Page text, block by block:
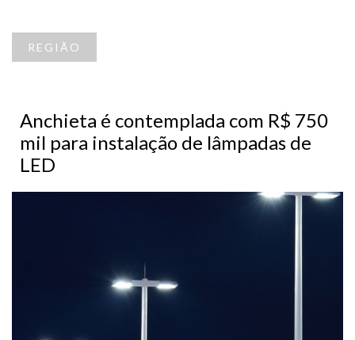
REGIÃO
Anchieta é contemplada com R$ 750
mil para instalação de lâmpadas de
LED